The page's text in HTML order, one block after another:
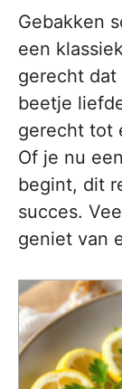
Gebakken
een
gerecht dat
beetje
gerecht tot
Of je nu
begint, dit
succes.
geniet van